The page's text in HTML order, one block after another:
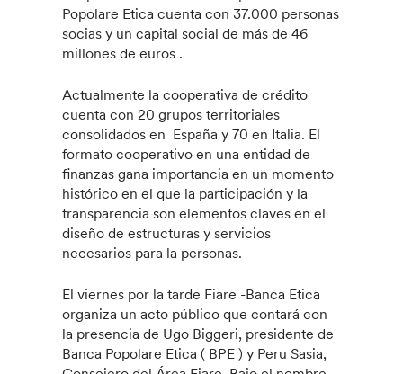
Popolare Etica cuenta con 37.000 personas
socias y un capital social de más de 46
millones de euros .
Actualmente la cooperativa de crédito
cuenta con 20 grupos territoriales
consolidados en España y 70 en Italia. El
formato cooperativo en una entidad de
finanzas gana importancia en un momento
histórico en el que la participación y la
transparencia son elementos claves en el
diseño de estructuras y servicios
necesarios para la personas.
El viernes por la tarde Fiare -Banca Etica
organiza un acto público que contará con
la presencia de Ugo Biggeri, presidente de
Banca Popolare Etica ( BPE ) y Peru Sasia,